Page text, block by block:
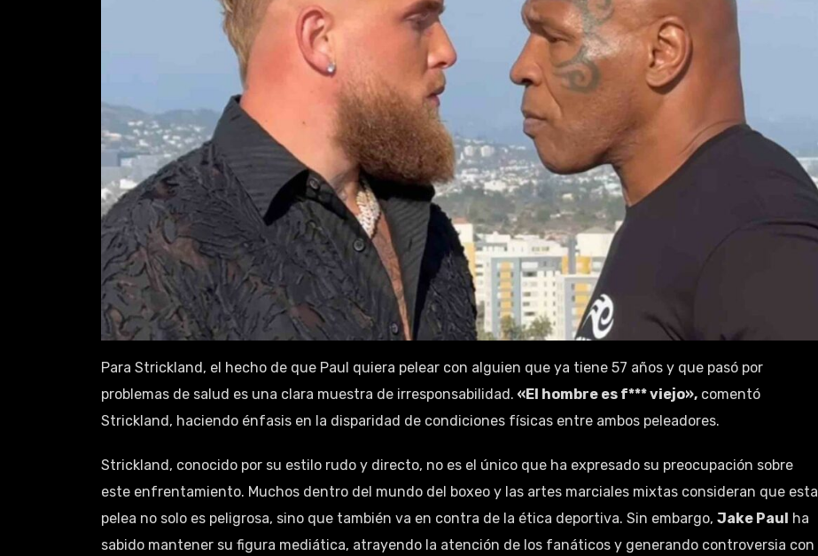
Para Strickland, el hecho de que Paul quiera pelear con alguien que ya tiene 57 años y que pasó por
problemas de salud es una clara muestra de irresponsabilidad. «El hombre es f*** viejo», comentó
Strickland, haciendo énfasis en la disparidad de condiciones físicas entre ambos peleadores.
Strickland, conocido por su estilo rudo y directo, no es el único que ha expresado su preocupación sobre
este enfrentamiento. Muchos dentro del mundo del boxeo y las artes marciales mixtas consideran que esta
pelea no solo es peligrosa, sino que también va en contra de la ética deportiva. Sin embargo, Jake Paul ha
sabido mantener su figura mediática, atrayendo la atención de los fanáticos y generando controversia con